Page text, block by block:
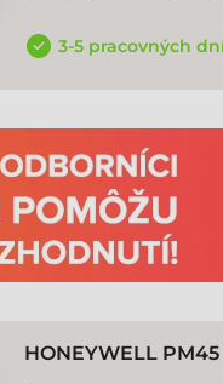
3-5 pracovných
HONEYWELL